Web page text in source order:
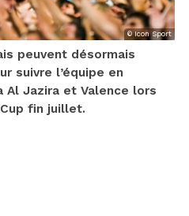
© Icon Sport
peuvent désormais
suivre l’équipe en
Al Jazira et Valence lors
fin juillet.